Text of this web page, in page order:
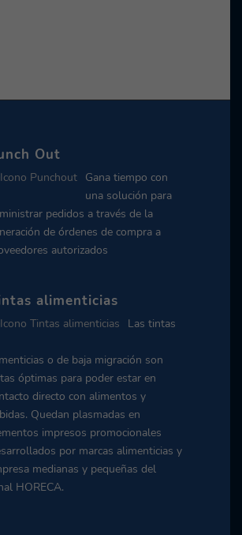
Out
Gana tiempo con
una solución para
pedidos a través de la
de órdenes de compra a
autorizados
alimenticias
Las tintas
o de baja migración son
óptimas para poder estar en
directo con alimentos y
Quedan plasmadas en
impresos promocionales
por marcas alimenticias y
medianas y pequeñas del
HORECA.